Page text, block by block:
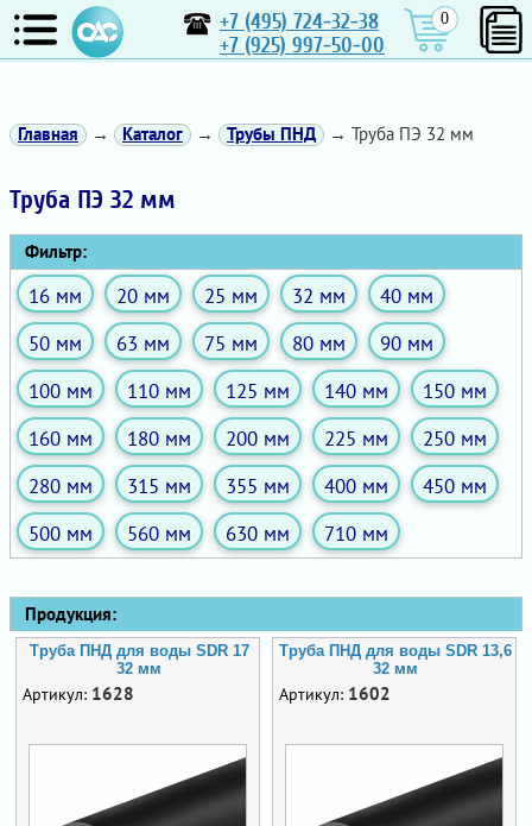
+7 (495) 724-32-38
+7 (925) 997-50-00
0
Главная → Каталог → Трубы ПНД → Труба ПЭ 32 мм
Труба ПЭ 32 мм
Фильтр:
16 мм 20 мм 25 мм 32 мм
40 мм
50 мм
63 мм 75 мм 80 мм
90 мм
100 мм
110 мм 125 мм 140 мм
150 мм
160 мм
180 мм 200 мм 225 мм
250 мм
280 мм
315 мм 355 мм 400 мм
450 мм
500 мм
560 мм 630 мм 710 мм
Продукция:
Труба ПНД для воды SDR 17
32 мм
Артикул: 1628
Труба ПНД для воды SDR 13,6
32 мм
Артикул: 1602